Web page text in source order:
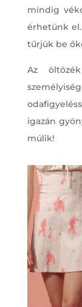
mindig
érhetünk
tűrjük be
Az
igazán
múlik!